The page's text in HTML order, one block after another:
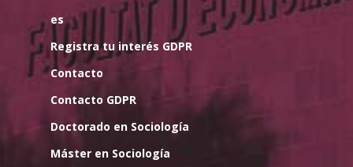
es
Registra tu interés GDPR
Contacto
Contacto GDPR
Doctorado en Sociología
Máster en Sociología